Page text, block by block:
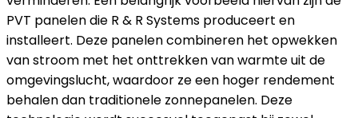
PVT panelen die R & R Systems produceert en
installeert. Deze panelen combineren het opwekken
van stroom met het onttrekken van warmte uit de
omgevingslucht, waardoor ze een hoger rendement
behalen dan traditionele zonnepanelen. Deze